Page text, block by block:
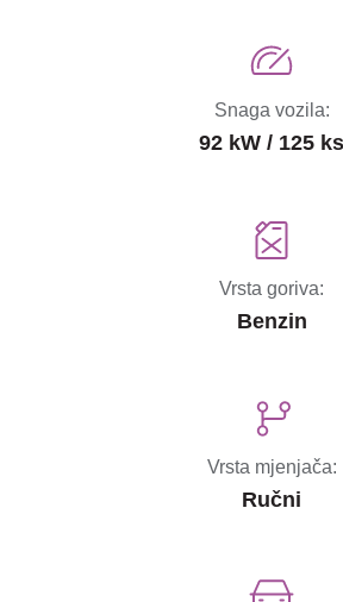
Snaga vozila:
92 kW / 125 ks
Vrsta goriva:
Benzin
Vrsta mjenjača:
Ručni